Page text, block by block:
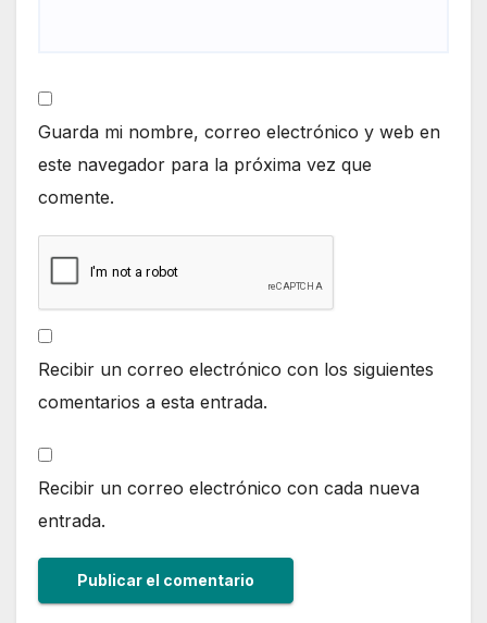
Guarda mi nombre, correo electrónico y web en
este navegador para la próxima vez que
comente.
Recibir un correo electrónico con los siguientes
comentarios a esta entrada.
Recibir un correo electrónico con cada nueva
entrada.